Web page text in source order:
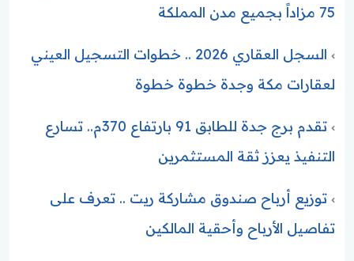
75 مزاداً بجميع مدن المملكة
السجل العقاري 2026 .. خطوات التسجيل العيني
لعقارات مكة وجدة خطوة خطوة
تقدم برج جدة للطابق 91 بارتفاع 370م.. تسارع
التنفيذ يعزز ثقة المستثمرين
توزيع أرباح صندوق مشاركة ريت .. تعرف على
تفاصيل الأرباح وأحقية المالكين